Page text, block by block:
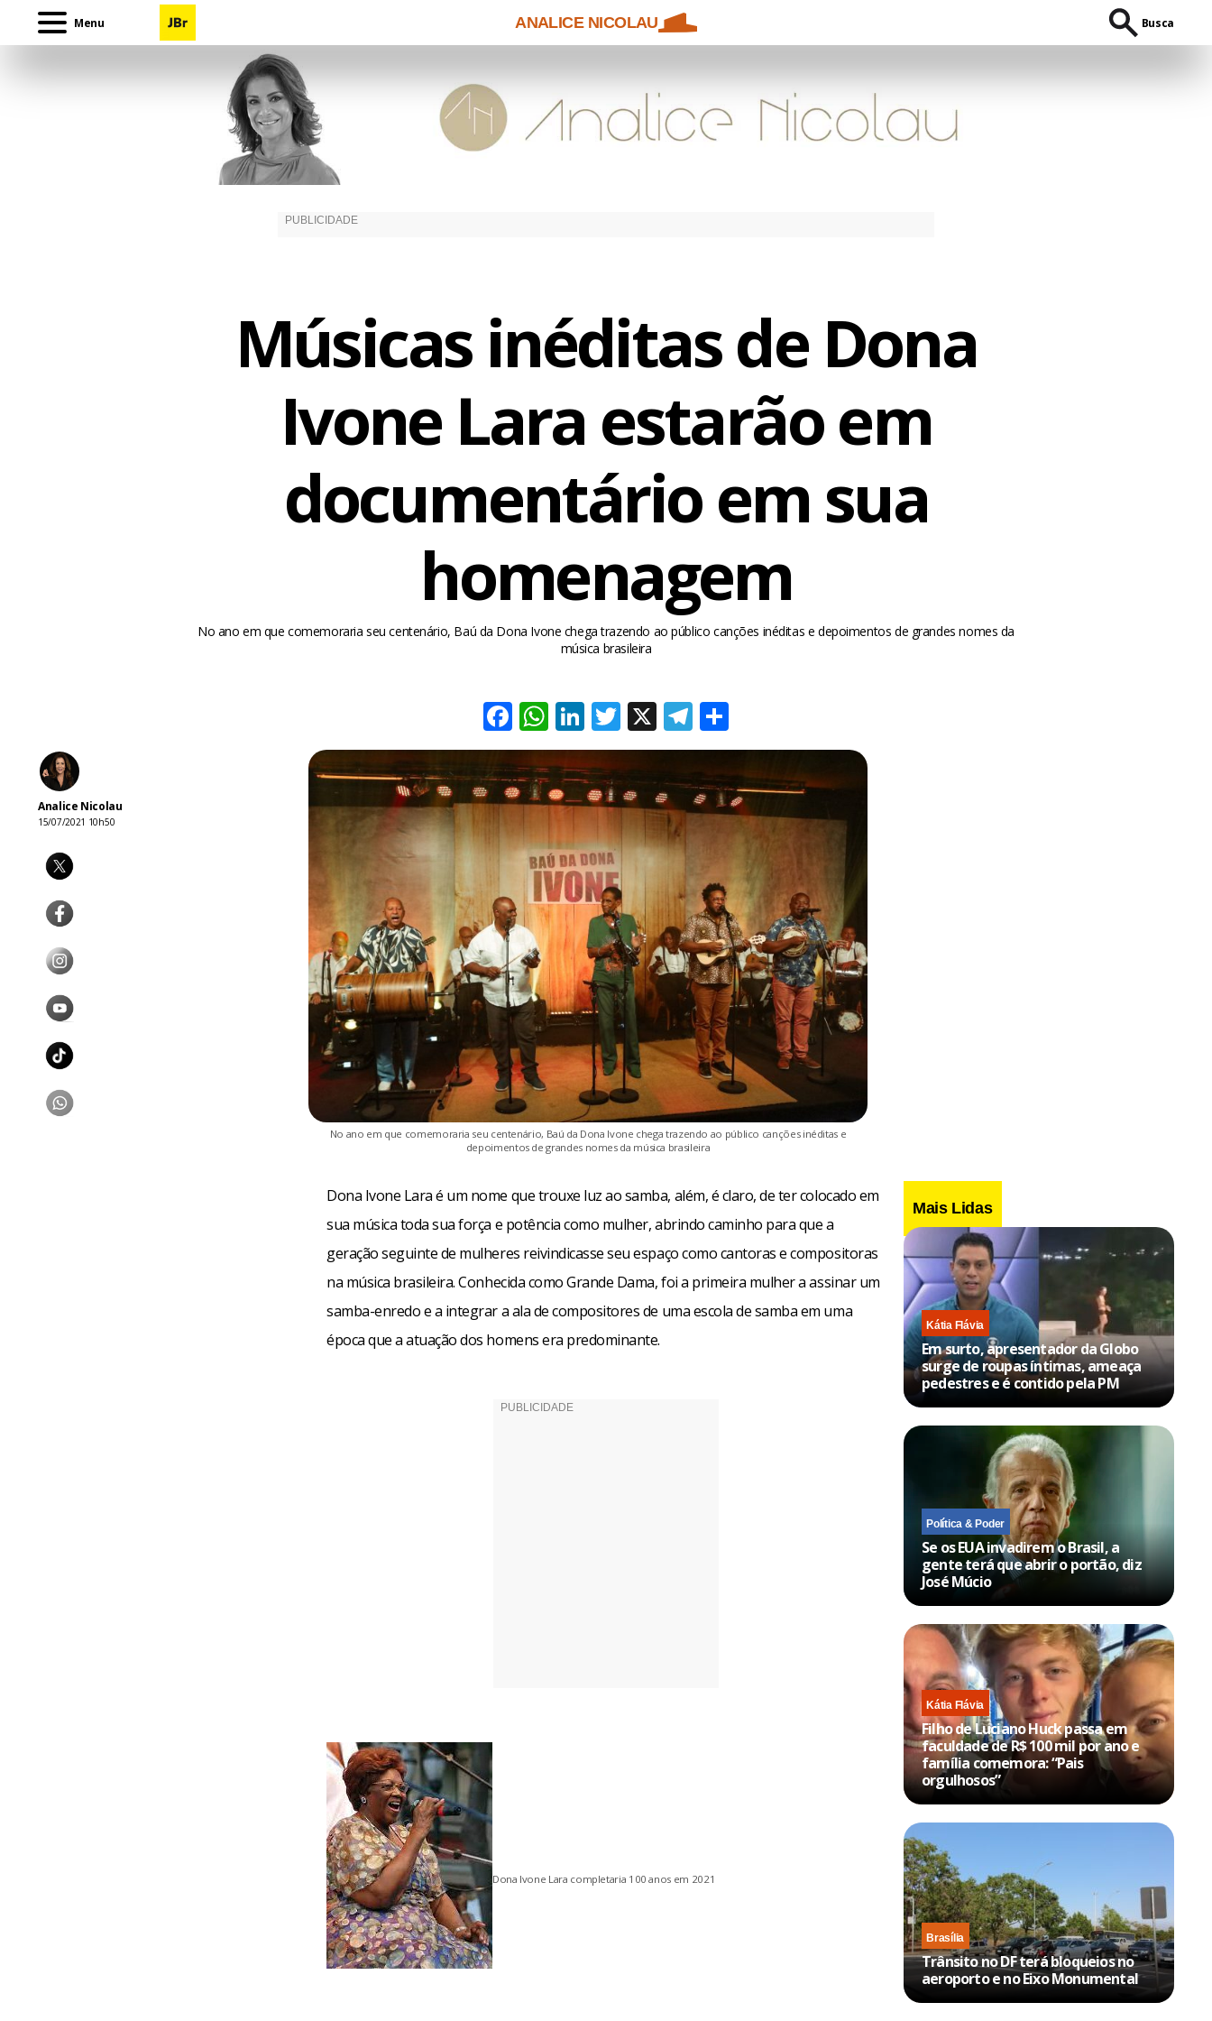
Menu ANALICE NICOLAU Busca
Músicas inéditas de Dona
Ivone Lara estarão em
documentário em sua
homenagem
No ano em que comemoraria seu centenário, Baú da Dona Ivone chega trazendo ao público canções inéditas e depoimentos de grandes nomes da
música brasileira
Facebook
WhatsApp
LinkedIn
Twitter
X Telegram
Analice Nicolau
15/07/2021 10h50
No ano em que comemoraria seu centenário, Baú da Dona Ivone chega trazendo ao público canções inéditas e
depoimentos de grandes nomes da música brasileira
Dona Ivone Lara é um nome que trouxe luz ao samba, além, é claro, de ter colocado em
sua música toda sua força e potência como mulher, abrindo caminho para que a
geração seguinte de mulheres reivindicasse seu espaço como cantoras e compositoras
na música brasileira. Conhecida como Grande Dama, foi a primeira mulher a assinar um
samba-enredo e a integrar a ala de compositores de uma escola de samba em uma
época que a atuação dos homens era predominante.
Dona Ivone Lara completaria 100 anos em 2021
Mais Lidas
Kátia Flávia
Em surto, apresentador da Globo
surge de roupas íntimas, ameaça
pedestres e é contido pela PM
Política & Poder
Se os EUA invadirem o Brasil, a
gente terá que abrir o portão, diz
José Múcio
Kátia Flávia
Filho de Luciano Huck passa em
faculdade de R$ 100 mil por ano e
família comemora: “Pais
orgulhosos”
Brasília
Trânsito no DF terá bloqueios no
aeroporto e no Eixo Monumental